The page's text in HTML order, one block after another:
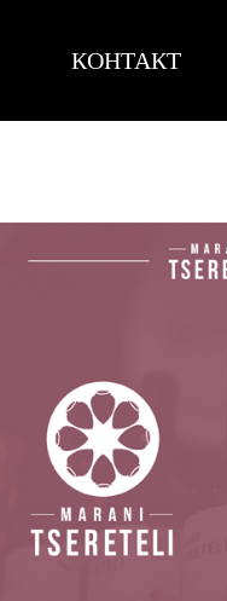
КОНТАКТ